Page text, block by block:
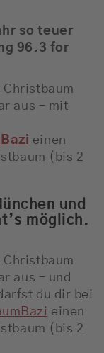
so teuer
96.3 for
Christbaum
aus – mit
einen
(bis 2
und
möglich.
Christbaum
aus – und
du dir bei
einen
(bis 2